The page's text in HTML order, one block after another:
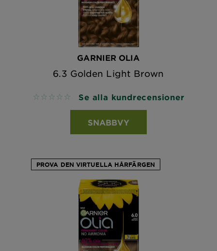
GARNIER OLIA
6.3 Golden Light Brown
No reviews Se alla kundrecensioner
SNABBVY
PROVA DEN VIRTUELLA HÅRFÄRGEN